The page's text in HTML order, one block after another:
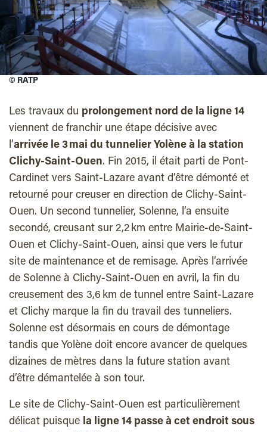
© RATP
Les travaux du prolongement nord de la ligne 14
viennent de franchir une étape décisive avec
l’arrivée le 3 mai du tunnelier Yolène à la station
Clichy-Saint-Ouen. Fin 2015, il était parti de Pont-
Cardinet vers Saint-Lazare avant d’être démonté et
retourné pour creuser en direction de Clichy-Saint-
Ouen. Un second tunnelier, Solenne, l’a ensuite
secondé, creusant sur 2,2 km entre Mairie-de-Saint-
Ouen et Clichy-Saint-Ouen, ainsi que vers le futur
site de maintenance et de remisage. Après l’arrivée
de Solenne à Clichy-Saint-Ouen en avril, la fin du
creusement des 3,6 km de tunnel entre Saint-Lazare
et Clichy marque la fin du travail des tunneliers.
Solenne est désormais en cours de démontage
tandis que Yolène doit encore avancer de quelques
dizaines de mètres dans la future station avant
d’être démantelée à son tour.
Le site de Clichy-Saint-Ouen est particulièrement
délicat puisque la ligne 14 passe à cet endroit sous